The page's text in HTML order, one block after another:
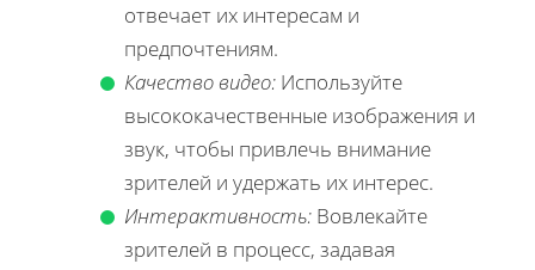
отвечает их интересам и
предпочтениям.
Качество видео: Используйте
высококачественные изображения и
звук, чтобы привлечь внимание
зрителей и удержать их интерес.
Интерактивность: Вовлекайте
зрителей в процесс, задавая